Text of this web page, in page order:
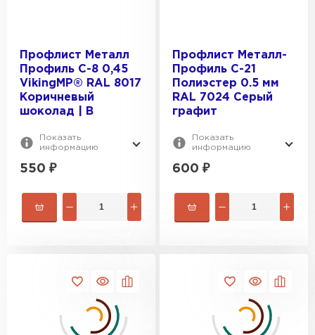
Профлист Металл
Профиль С-8 0,45
VikingMP® RAL 8017
Коричневый
шоколад | B
Показать
информацию
550 ₽
Профлист Металл-
Профиль С-21
Полиэстер 0.5 мм
RAL 7024 Серый
графит
Показать
информацию
600 ₽
Шифер